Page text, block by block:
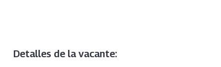
Detalles de la vacante: